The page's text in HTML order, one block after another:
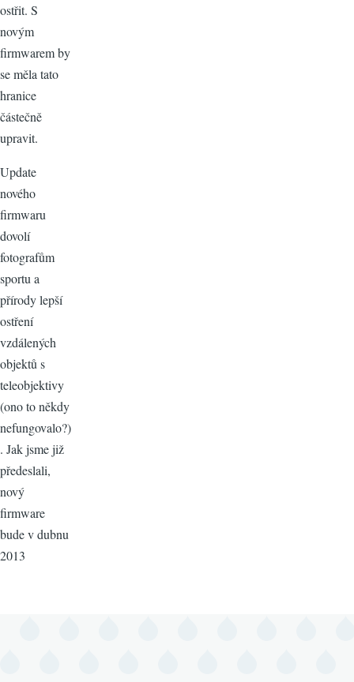
ostřit. S
novým
firmwarem by
se měla tato
hranice
částečně
upravit.
Update
nového
firmwaru
dovolí
fotografům
sportu a
přírody lepší
ostření
vzdálených
objektů s
teleobjektivy
(ono to někdy
nefungovalo?)
. Jak jsme již
předeslali,
nový
firmware
bude v dubnu
2013